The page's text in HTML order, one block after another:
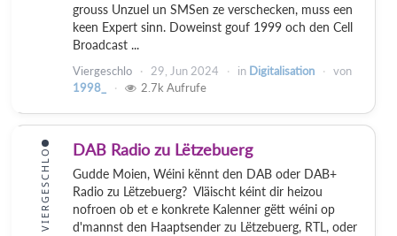
grouss Unzuel un SMSen ze verschecken, muss een
keen Expert sinn. Doweinst gouf 1999 och den Cell
Broadcast ...
Viergeschlo 29, Jun 2024 in Digitalisation
von
1998_
2.7k Aufrufe
VIERGESCHLO DAB Radio zu Lëtzebuerg
Gudde Moien, Wéini kënnt den DAB oder DAB+
Radio zu Lëtzebuerg? Vläischt kéint dir heizou
nofroen ob et e konkrete Kalenner gëtt wéini op
d'mannst den Haaptsender zu Lëtzebuerg, RTL, oder